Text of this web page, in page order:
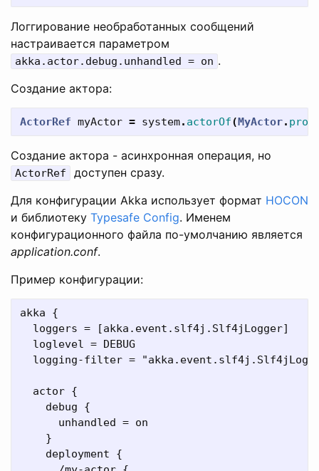
Логгирование необработанных сообщений
настраивается параметром
akka.actor.debug.unhandled = on .
Создание актора:
ActorRef myActor = system. actorOf(MyActor.
Создание актора - асинхронная операция, но
ActorRef
доступен сразу.
Для конфигурации Akka использует формат HOCON
и библиотеку Typesafe Config. Именем
конфигурационного файла по-умолчанию является
application.conf.
Пример конфигурации:
akka {
  loggers = [akka.event.slf4j.Slf4jLogger]
  loglevel = DEBUG
logging-filter =
  actor {
    debug {
      unhandled = on
    }
    deployment {